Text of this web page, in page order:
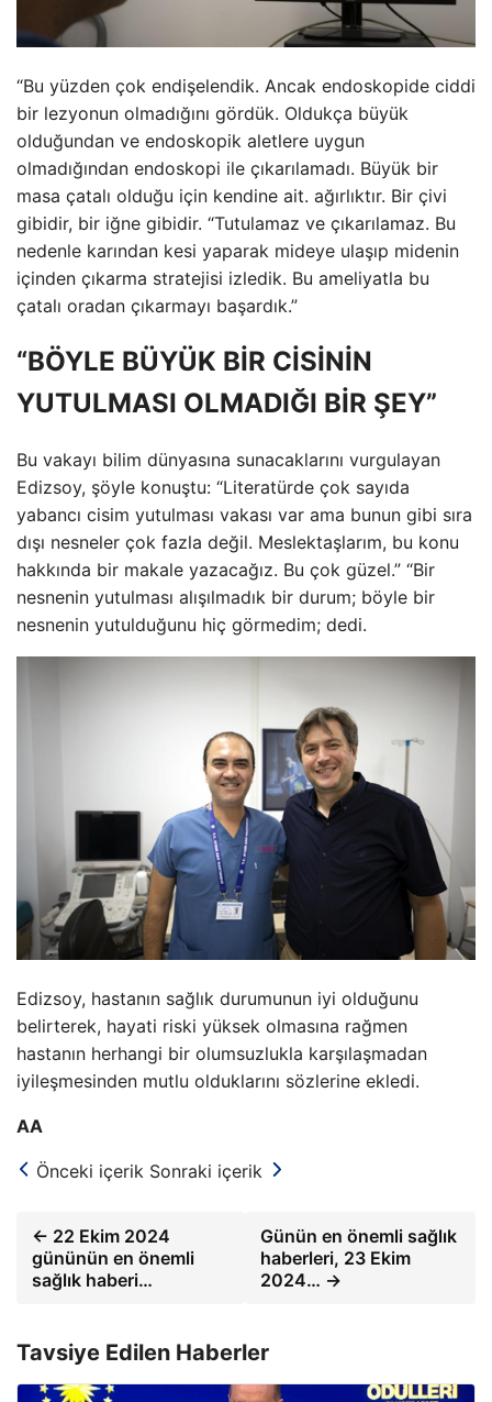
“Bu yüzden çok endişelendik. Ancak endoskopide ciddi
bir lezyonun olmadığını gördük. Oldukça büyük
olduğundan ve endoskopik aletlere uygun
olmadığından endoskopi ile çıkarılamadı. Büyük bir
masa çatalı olduğu için kendine ait. ağırlıktır. Bir çivi
gibidir, bir iğne gibidir. “Tutulamaz ve çıkarılamaz. Bu
nedenle karından kesi yaparak mideye ulaşıp midenin
içinden çıkarma stratejisi izledik. Bu ameliyatla bu
çatalı oradan çıkarmayı başardık.”
“BÖYLE BÜYÜK BİR CİSİNİN
YUTULMASI OLMADIĞI BİR ŞEY”
Bu vakayı bilim dünyasına sunacaklarını vurgulayan
Edizsoy, şöyle konuştu: “Literatürde çok sayıda
yabancı cisim yutulması vakası var ama bunun gibi sıra
dışı nesneler çok fazla değil. Meslektaşlarım, bu konu
hakkında bir makale yazacağız. Bu çok güzel.” “Bir
nesnenin yutulması alışılmadık bir durum; böyle bir
nesnenin yutulduğunu hiç görmedim; dedi.
Edizsoy, hastanın sağlık durumunun iyi olduğunu
belirterek, hayati riski yüksek olmasına rağmen
hastanın herhangi bir olumsuzlukla karşılaşmadan
iyileşmesinden mutlu olduklarını sözlerine ekledi.
AA
Önceki içerik Sonraki içerik
← 22 Ekim 2024
gününün en önemli
sağlık haberi…
Günün en önemli sağlık
haberleri, 23 Ekim
2024… →
Tavsiye Edilen Haberler